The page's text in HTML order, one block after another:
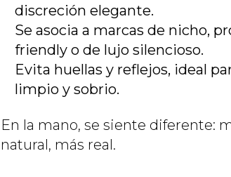
discreción elegante.
Se asocia a marcas de nicho,
friendly o de lujo silencioso.
Evita huellas y reflejos, ideal
limpio y sobrio.
En la mano, se siente diferente:
natural, más real.